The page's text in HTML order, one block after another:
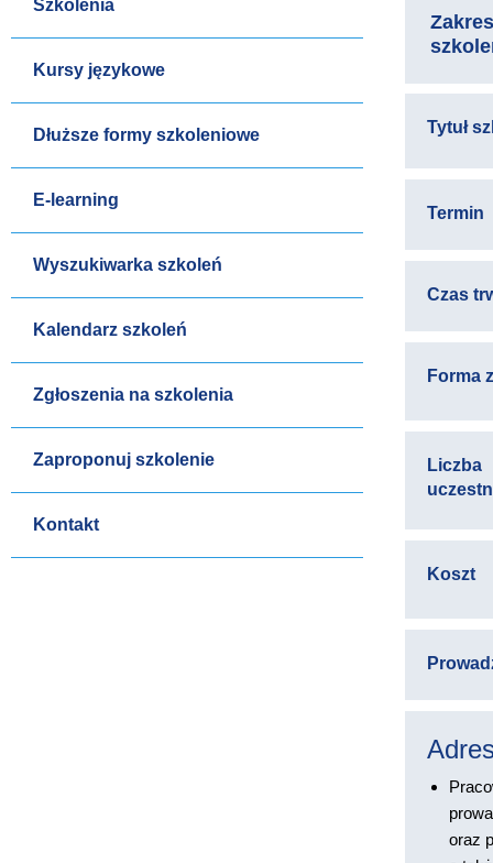
Szkolenia
Kursy językowe
Dłuższe formy szkoleniowe
E-learning
Wyszukiwarka szkoleń
Kalendarz szkoleń
Zgłoszenia na szkolenia
Zaproponuj szkolenie
Kontakt
Zakres
Tytuł
Termin
Czas
Forma
Liczba
Koszt
oraz